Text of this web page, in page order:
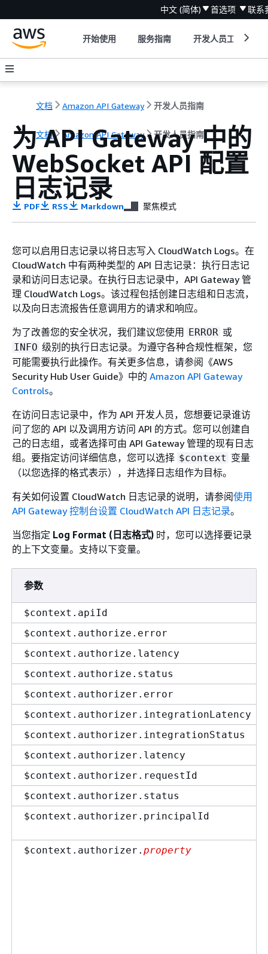
中文 (简体) 首选项 联系
开始使用 服务指南 开发人员工具
文档 Amazon API Gateway 开发人员指南
文档 Amazon API Gateway 开发人员指南
为 API Gateway 中的
WebSocket API 配置
日志记录
PDF RSS Markdown 聚焦模式
您可以启用日志记录以将日志写入 CloudWatch Logs。在
CloudWatch 中有两种类型的 API 日志记录：执行日志记
录和访问日志记录。在执行日志记录中，API Gateway 管
理 CloudWatch Logs。该过程包括创建日志组和日志流，
以及向日志流报告任意调用方的请求和响应。
为了改善您的安全状况，我们建议您使用 ERROR 或
INFO 级别的执行日志记录。为遵守各种合规性框架，您
可能需要执行此操作。有关更多信息，请参阅《AWS
Security Hub User Guide》 中的 Amazon API Gateway
Controls。
在访问日志记录中，作为 API 开发人员，您想要记录谁访
问了您的 API 以及调用方访问 API 的方式。您可以创建自
己的日志组，或者选择可由 API Gateway 管理的现有日志
组。要指定访问详细信息，您可以选择 $context 变量
（以您选择的格式表示），并选择日志组作为目标。
有关如何设置 CloudWatch 日志记录的说明，请参阅使用
API Gateway 控制台设置 CloudWatch API 日志记录。
当您指定 Log Format (日志格式) 时，您可以选择要记录
的上下文变量。支持以下变量。
参数
$context.apiId
$context.authorize.error
$context.authorize.latency
$context.authorize.status
$context.authorizer.error
$context.authorizer.integrationLatency
$context.authorizer.integrationStatus
$context.authorizer.latency
$context.authorizer.requestId
$context.authorizer.status
$context.authorizer.principalId
$context.authorizer. property